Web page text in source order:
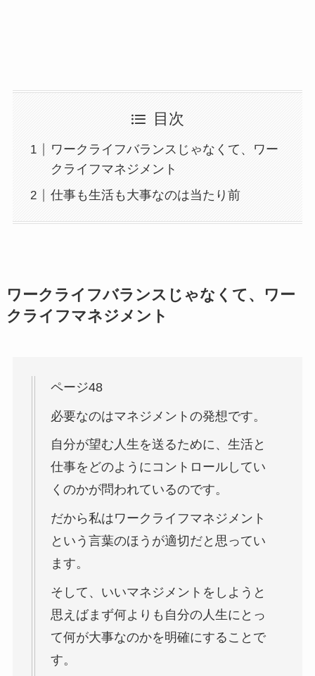
目次
ワークライフバランスじゃなくて、ワー
クライフマネジメント
仕事も生活も大事なのは当たり前
ワークライフバランスじゃなくて、ワー
クライフマネジメント
ページ48
必要なのはマネジメントの発想です。
自分が望む人生を送るために、生活と
仕事をどのようにコントロールしてい
くのかが問われているのです。
だから私はワークライフマネジメント
という言葉のほうが適切だと思ってい
ます。
そして、いいマネジメントをしようと
思えばまず何よりも自分の人生にとっ
て何が大事なのかを明確にすることで
す。